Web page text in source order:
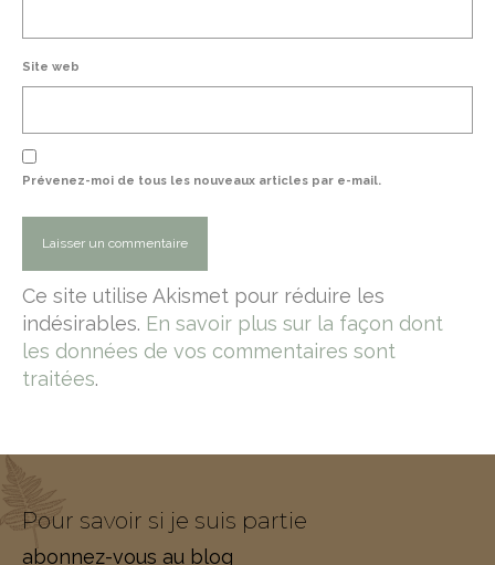
Site web
Prévenez-moi de tous les nouveaux articles par e-mail.
Ce site utilise Akismet pour réduire les
indésirables. En savoir plus sur la façon dont
les données de vos commentaires sont
traitées.
Pour savoir si je suis partie
abonnez-vous au blog